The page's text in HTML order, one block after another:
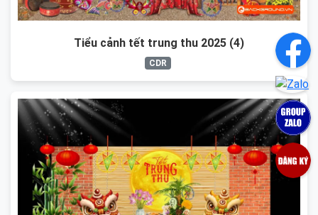
Tiểu cảnh tết trung thu 2025 (4)
CDR